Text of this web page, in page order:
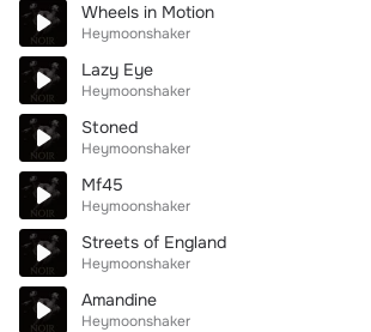
Wheels in Motion
Heymoonshaker
Lazy Eye
Heymoonshaker
Stoned
Heymoonshaker
Mf45
Heymoonshaker
Streets of England
Heymoonshaker
Amandine
Heymoonshaker